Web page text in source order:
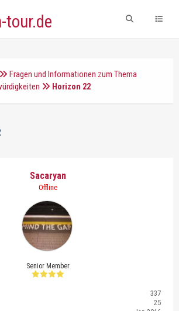
tour.de
Fragen und Informationen zum Thema
Horizon 22
Sacaryan
Offline
Senior Member
337
25